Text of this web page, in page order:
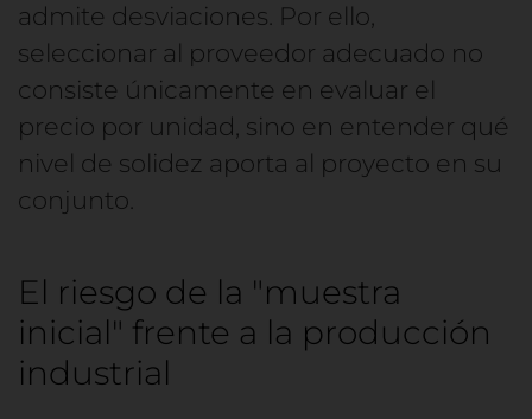
admite desviaciones. Por ello,
seleccionar al proveedor adecuado no
consiste únicamente en evaluar el
precio por unidad, sino en entender qué
nivel de solidez aporta al proyecto en su
conjunto.
El riesgo de la "muestra
inicial" frente a la producción
industrial